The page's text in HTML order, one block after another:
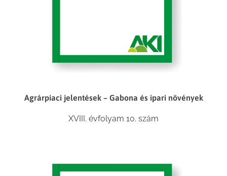
Agrárpiaci jelentések – Gabona és ipari növények
XVIII. évfolyam 10. szám